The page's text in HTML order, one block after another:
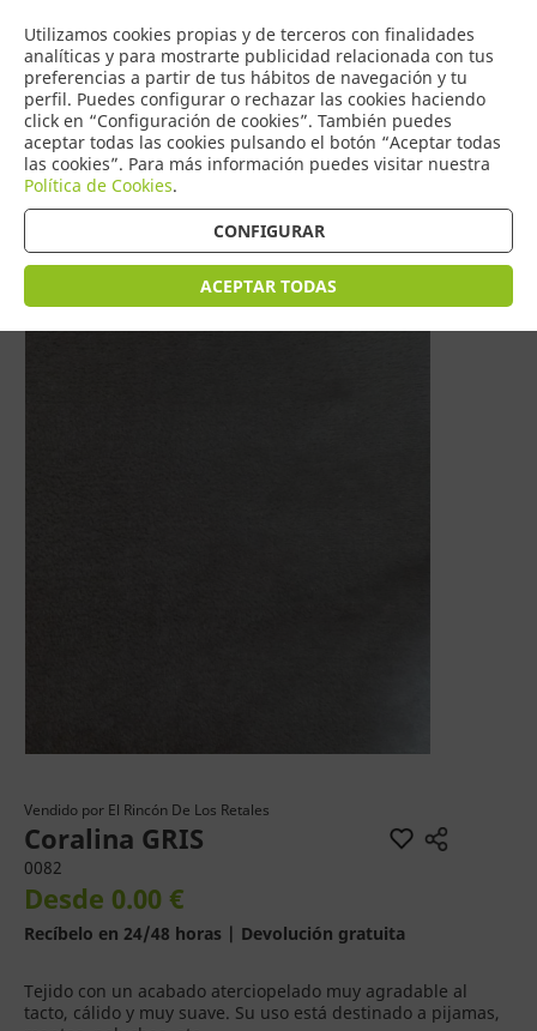
Utilizamos cookies propias y de terceros con finalidades
analíticas y para mostrarte publicidad relacionada con tus
preferencias a partir de tus hábitos de navegación y tu
perfil. Puedes configurar o rechazar las cookies haciendo
click en “Configuración de cookies”. También puedes
aceptar todas las cookies pulsando el botón “Aceptar todas
las cookies”. Para más información puedes visitar nuestra
Política de Cookies.
CONFIGURAR
ACEPTAR TODAS
0
COMERCIO
DE TORRIJOS
Tienda > HOGAR > CORALINAS Y FORRO POLAR
Vendido por El Rincón De Los Retales
Coralina GRIS
0082
Desde 0.00 €
Recíbelo en 24/48 horas | Devolución gratuita
Tejido con un acabado aterciopelado muy agradable al
tacto, cálido y muy suave. Su uso está destinado a pijamas,